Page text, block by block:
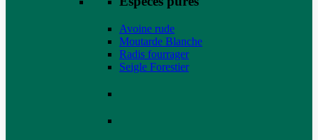
Avoine rude
Moutarde Blanche
Radis fourrager
Seigle Forestier